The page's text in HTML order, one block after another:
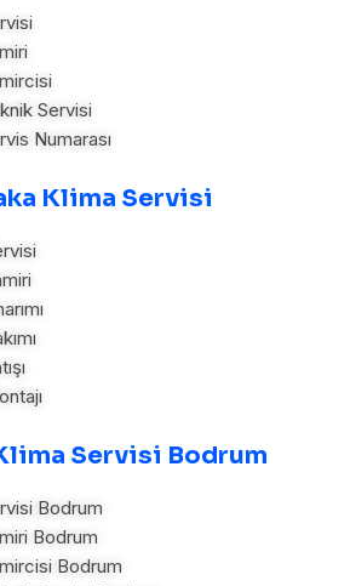
Servisi
Numarası
Klima Servisi
Servisi Bodrum
Bodrum
Bodrum
Bodrum